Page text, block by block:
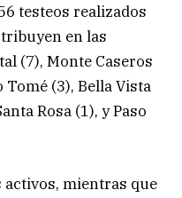
testeos realizados
en las
(7), Monte Caseros
Tomé (3), Bella Vista
Rosa (1), y Paso
activos, mientras que